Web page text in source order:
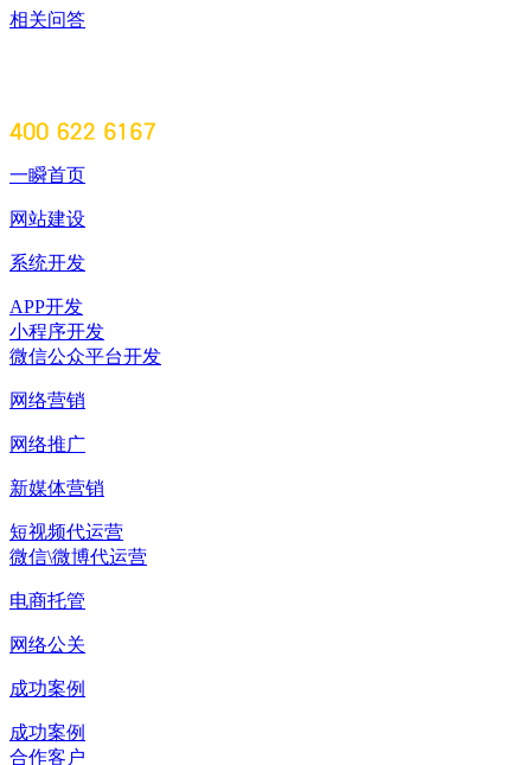
相关问答
一瞬首页
网站建设
系统开发
APP开发
小程序开发
微信公众平台开发
网络营销
网络推广
新媒体营销
短视频代运营
微信\微博代运营
电商托管
网络公关
成功案例
成功案例
合作客户